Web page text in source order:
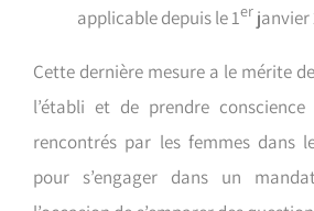
applicable depuis le 1er janvier
Cette dernière mesure a le mérite
l’établi et de prendre
rencontrés par les femmes dans
pour s’engager dans un